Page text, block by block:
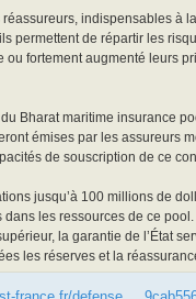
réassureurs, indispensables à
permettent de répartir les
ou fortement augmenté leurs
Bharat maritime insurance
émises par les assureurs
de souscription de ce
jusqu’à 100 millions de
dans les ressources de ce
la garantie de l’État
les réserves et la